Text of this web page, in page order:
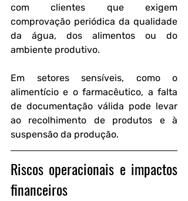
com clientes que exigem
comprovação periódica da qualidade
da água, dos alimentos ou do
ambiente produtivo.
Em setores sensíveis, como o
alimentício e o farmacêutico, a falta
de documentação válida pode levar
ao recolhimento de produtos e à
suspensão da produção.
Riscos operacionais e impactos
financeiros